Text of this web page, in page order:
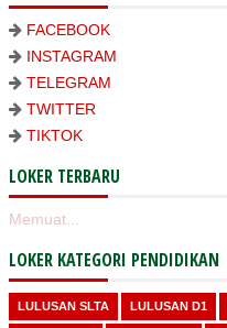
FACEBOOK
INSTAGRAM
TELEGRAM
TWITTER
TIKTOK
LOKER TERBARU
Memuat...
LOKER KATEGORI PENDIDIKAN
LULUSAN SLTA LULUSAN D1